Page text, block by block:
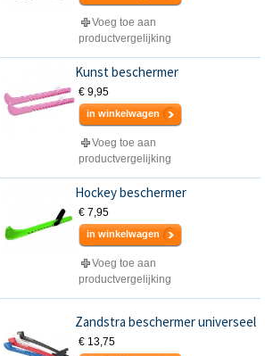
Voeg toe aan
productvergelijking
Kunst beschermer
€ 9,95
in winkelwagen
Voeg toe aan
productvergelijking
Hockey beschermer
€ 7,95
in winkelwagen
Voeg toe aan
productvergelijking
Zandstra beschermer universeel
€ 13,75